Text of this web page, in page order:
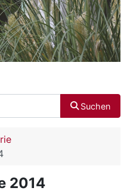
Suchen
2014